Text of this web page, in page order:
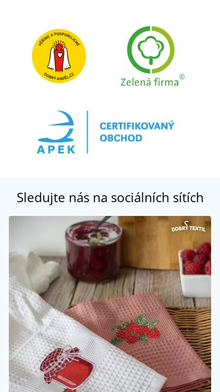
Sledujte nás na sociálních sítích